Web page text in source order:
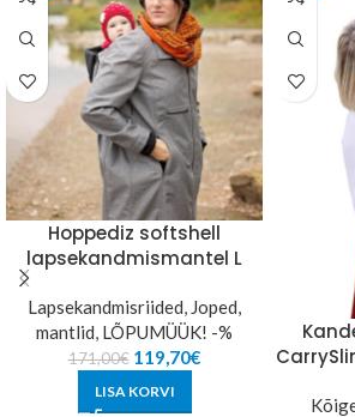
Hoppediz softshell
lapsekandmismantel L
Lapsekandmisriided, Joped,
mantlid, LÕPUMÜÜK! -%
171,00€ 119,70€
LISA KORVI